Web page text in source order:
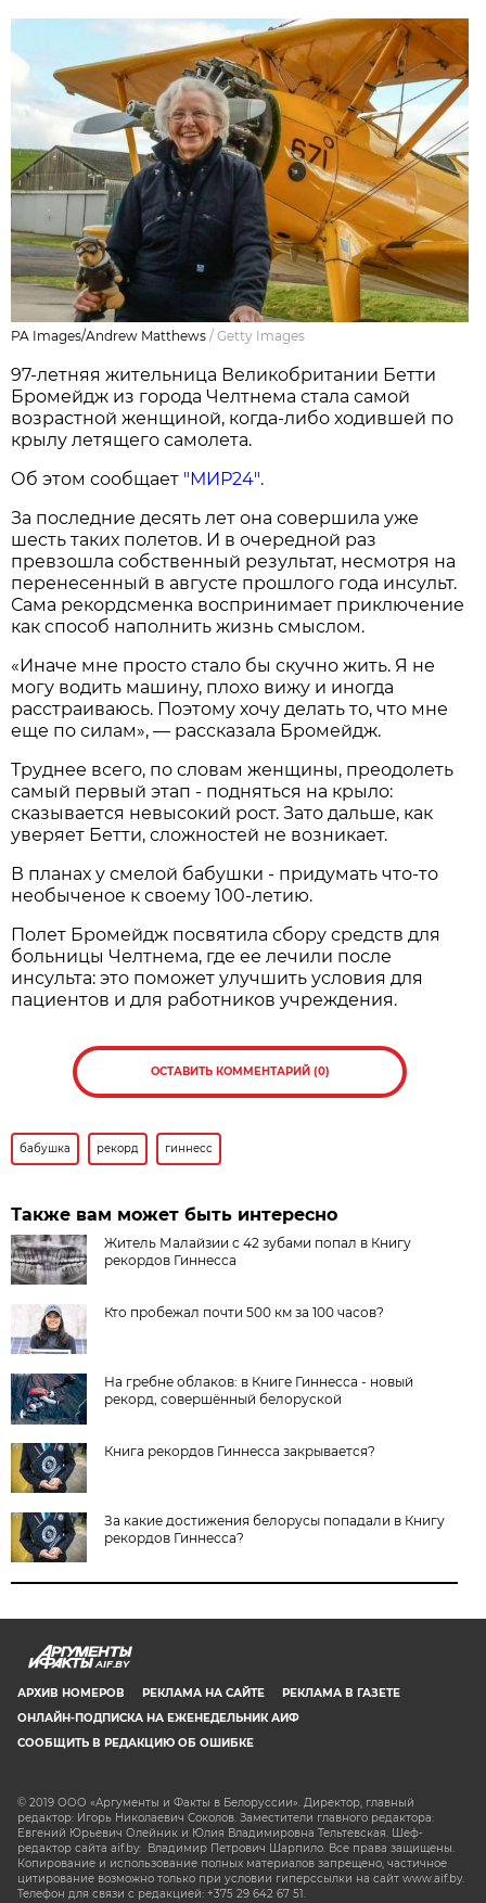
PA Images/Andrew Matthews /Getty Images
97-летняя жительница Великобритании Бетти
Бромейдж из города Челтнема стала самой
возрастной женщиной, когда-либо ходившей по
крылу летящего самолета.
Об этом сообщает "МИР24".
За последние десять лет она совершила уже
шесть таких полетов. И в очередной раз
превзошла собственный результат, несмотря на
перенесенный в августе прошлого года инсульт.
Сама рекордсменка воспринимает приключение
как способ наполнить жизнь смыслом.
«Иначе мне просто стало бы скучно жить. Я не
могу водить машину, плохо вижу и иногда
расстраиваюсь. Поэтому хочу делать то, что мне
еще по силам», — рассказала Бромейдж.
Труднее всего, по словам женщины, преодолеть
самый первый этап - подняться на крыло:
сказывается невысокий рост. Зато дальше, как
уверяет Бетти, сложностей не возникает.
В планах у смелой бабушки - придумать что-то
необыченое к своему 100-летию.
Полет Бромейдж посвятила сбору средств для
больницы Челтнема, где ее лечили после
инсульта: это поможет улучшить условия для
пациентов и для работников учреждения.
ОСТАВИТЬ КОММЕНТАРИЙ (0)
бабушка рекорд гиннесс
Также вам может быть интересно
Житель Малайзии с 42 зубами попал в Книгу
рекордов Гиннесса
Кто пробежал почти 500 км за 100 часов?
На гребне облаков: в Книге Гиннесса - новый
рекорд, совершённый белоруской
Книга рекордов Гиннесса закрывается?
За какие достижения белорусы попадали в Книгу
рекордов Гиннесса?
AIF.BY
АРХИВ НОМЕРОВ РЕКЛАМА НА САЙТЕ
РЕКЛАМА В ГАЗЕТЕ
ОНЛАЙН-ПОДПИСКА НА ЕЖЕНЕДЕЛЬНИК АИФ
СООБЩИТЬ В РЕДАКЦИЮ ОБ ОШИБКЕ
© 2019 ООО «Аргументы и Факты в Белоруссии». Директор, главный
редактор: Игорь Николаевич Соколов. Заместители главного редактора:
Евгений Юрьевич Олейник и Юлия Владимировна Тельтевская. Шеф-
редактор сайта aif.by: Владимир Петрович Шарпило. Все права защищены.
Копирование и использование полных материалов запрещено, частичное
цитирование возможно только при условии гиперссылки на сайт www.aif.by.
Телефон для связи с редакцией: +375 29 642 67 51.